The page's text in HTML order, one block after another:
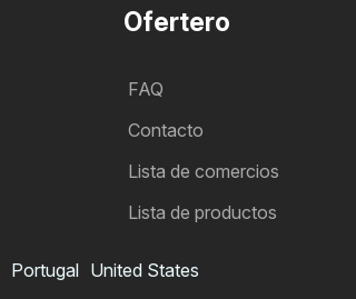
Ofertero
FAQ
Contacto
Lista de comercios
Lista de productos
Portugal United States